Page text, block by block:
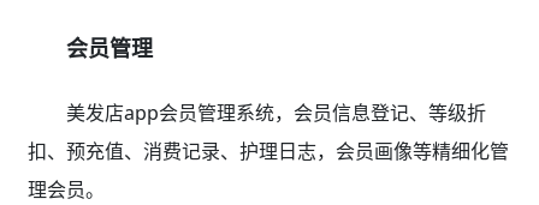
会员管理
美发店app会员管理系统，会员信息登记、等级折
扣、预充值、消费记录、护理日志，会员画像等精细化管
理会员。